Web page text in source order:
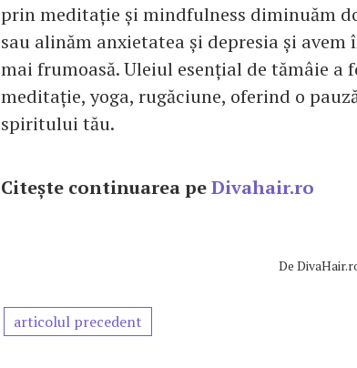
prin meditație și mindfulness diminuăm
sau alinăm anxietatea și depresia și
mai frumoasă. Uleiul esențial de tămâie
meditație, yoga, rugăciune, oferind o
spiritului tău.
Citește continuarea peDivahair.ro
De
articolul precedent